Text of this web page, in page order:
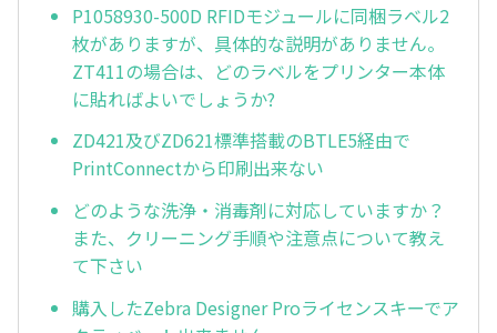
P1058930-500D RFIDモジュールに同梱ラベル2
枚がありますが、具体的な説明がありません。
ZT411の場合は、どのラベルをプリンター本体
に貼ればよいでしょうか?
ZD421及びZD621標準搭載のBTLE5経由で
PrintConnectから印刷出来ない
どのような洗浄・消毒剤に対応していますか？
また、クリーニング手順や注意点について教え
て下さい
購入したZebra Designer Proライセンスキーでア